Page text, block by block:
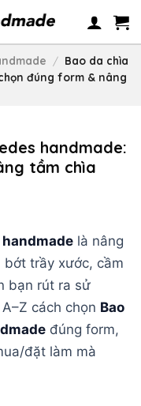
/ Bao da chìa
đúng form & nâng
handmade:
tầm chìa
handmade là nâng
bớt trầy xước, cầm
bạn rút ra sử
cách chọn Bao
đúng form,
đặt làm mà